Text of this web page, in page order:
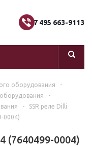
+7 495 663-9113
оборудования
-
-
-
SSR реле Dilli
0004)
(7640499-0004)